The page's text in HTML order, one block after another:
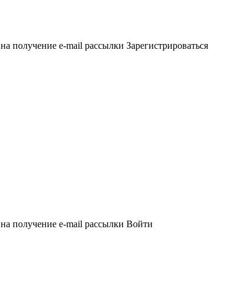
на получение e-mail рассылки Зарегистрироваться
на получение e-mail рассылки Войти